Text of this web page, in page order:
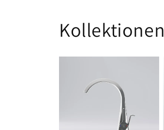
Kollektionen